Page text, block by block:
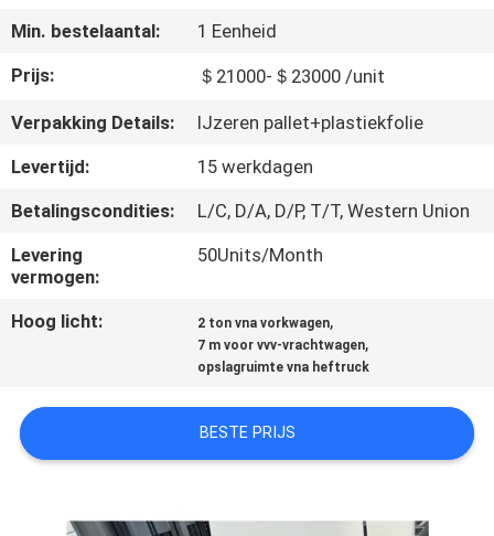
FABRIEKSREIS
KWALITEITSCONTROLE
CONTACTEER
ONS
NIEUWS
OM EEN
CITAAT
SITEMAP
Min. bestelaantal:
1 Eenheid
Prijs:
＄21000-＄23000 /unit
Verpakking Details:
IJzeren pallet+plastiekfolie
Levertijd:
15 werkdagen
Betalingscondities:
L/C, D/A, D/P, T/T, Western Union
Levering
vermogen:
50Units/Month
Hoog licht: 2 ton vna vorkwagen,
7 m voor vvv-vrachtwagen,
opslagruimte vna heftruck
BESTE PRIJS